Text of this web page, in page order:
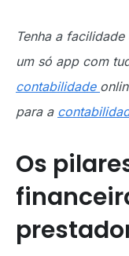
Tenha a
um só app com
contabilidade
para a
Os